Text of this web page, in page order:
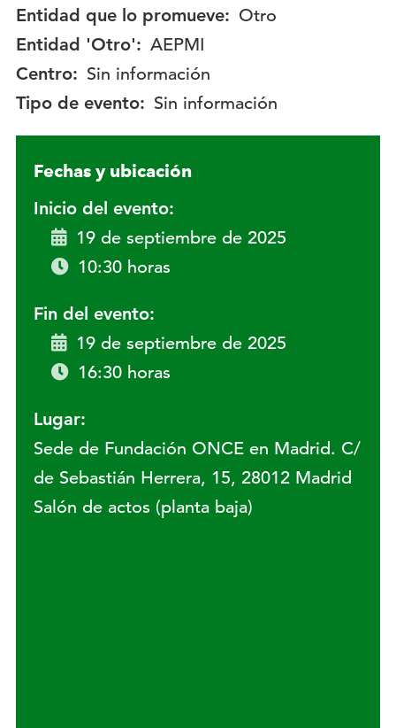
Entidad que lo promueve: Otro
Entidad 'Otro': AEPMI
Centro: Sin información
Tipo de evento: Sin información
Fechas y ubicación
Inicio del evento:
19 de septiembre de 2025
10:30 horas
Fin del evento:
19 de septiembre de 2025
16:30 horas
Lugar:
Sede de Fundación ONCE en Madrid. C/
de Sebastián Herrera, 15, 28012 Madrid
Salón de actos (planta baja)